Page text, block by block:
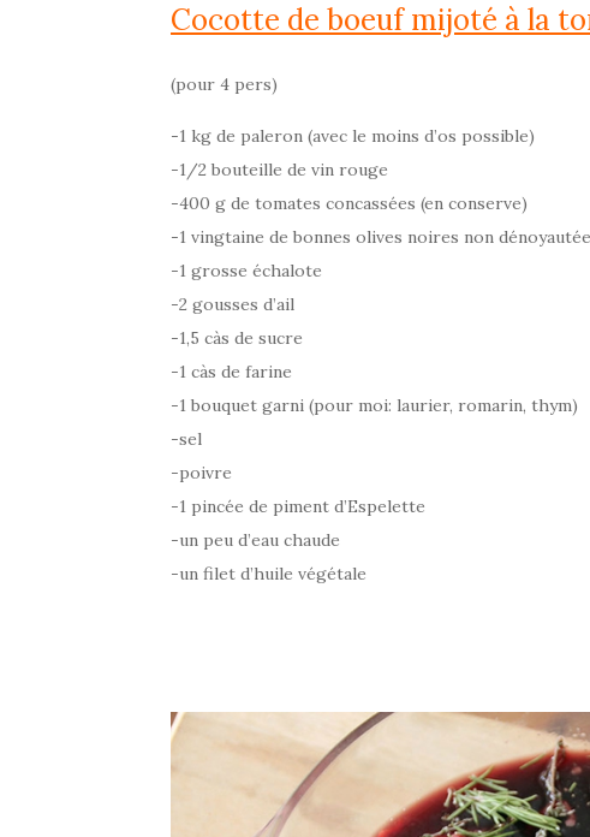
Cocotte de boeuf mijoté à la
(pour 4 pers)
-1 kg de paleron (avec le moins d’os possible)
-1/2 bouteille de vin rouge
-400 g de tomates concassées (en conserve)
-1 vingtaine de bonnes olives noires non
-1 grosse échalote
-2 gousses d’ail
-1,5 càs de sucre
-1 càs de farine
-1 bouquet garni (pour moi: laurier, romarin, thym)
-sel
-poivre
-1 pincée de piment d’Espelette
-un peu d’eau chaude
-un filet d’huile végétale